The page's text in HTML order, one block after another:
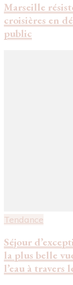
Marseille
croisières en
public
Tendance
Séjour
la plus belle
l’eau à travers